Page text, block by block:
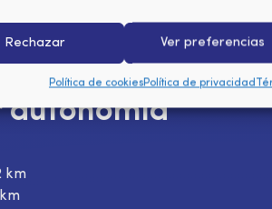
Rechazar Ver preferencias
Política de cookiesPolítica de privacidad
– Top 20 de
autonomía
km